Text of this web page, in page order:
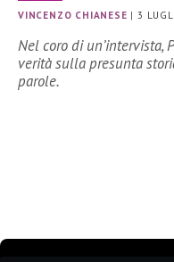
VINCENZO CHIANESE |3
Nel coro di un’intervista,
verità sulla presunta
parole.